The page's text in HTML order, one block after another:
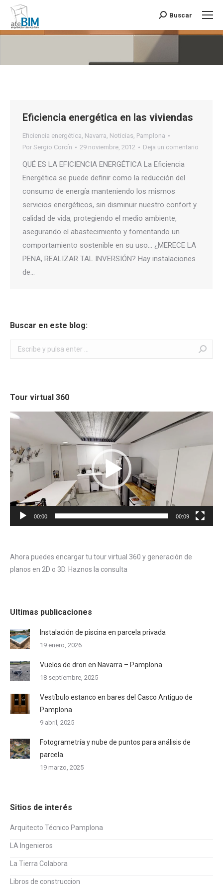
Buscar:
Buscar
Eficiencia energética en las viviendas
Eficiencia energética, Navarra, Noticias, Pamplona
Por Sergio Corcín 29 noviembre, 2012 Deja un comentario
QUÉ ES LA EFICIENCIA ENERGÉTICA La Eficiencia
Energética se puede definir como la reducción del
consumo de energía manteniendo los mismos
servicios energéticos, sin disminuir nuestro confort y
calidad de vida, protegiendo el medio ambiente,
asegurando el abastecimiento y fomentando un
comportamiento sostenible en su uso… ¿MERECE LA
PENA, REALIZAR TAL INVERSIÓN? Hay instalaciones
de…
Buscar en este blog:
Buscar:
Tour virtual 360
Reproductor
00:00 00:09
Ahora puedes encargar tu tour virtual 360 y generación de
planos en 2D o 3D. Haznos la consulta
Ultimas publicaciones
Instalación de piscina en parcela privada
19 enero, 2026
Vuelos de dron en Navarra – Pamplona
18 septiembre, 2025
Vestíbulo estanco en bares del Casco Antiguo de
Pamplona
9 abril, 2025
Fotogrametría y nube de puntos para análisis de
parcela.
19 marzo, 2025
Sitios de interés
Arquitecto Técnico Pamplona
LA Ingenieros
La Tierra Colabora
Libros de construccion